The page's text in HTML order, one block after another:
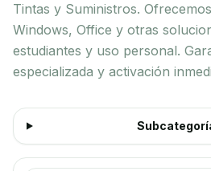
Tintas y Suministros.
Windows, Office y otras
estudiantes y uso personal.
especializada y activación